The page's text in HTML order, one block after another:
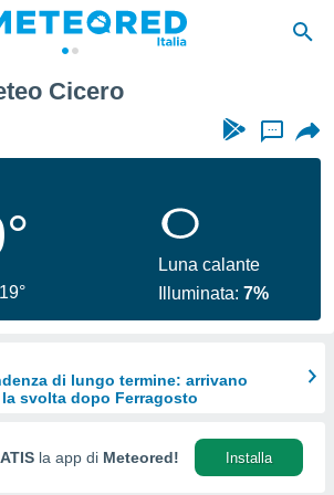
Cicero
...
Luna calante
Illuminata:7%
di lungo termine: arrivano
svolta dopo Ferragosto
la app di Meteored! Installa